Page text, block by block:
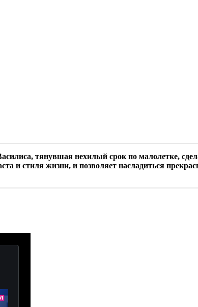
тянувшая нехилый срок по малолетке,
и стиля жизни, и позволяет насладиться